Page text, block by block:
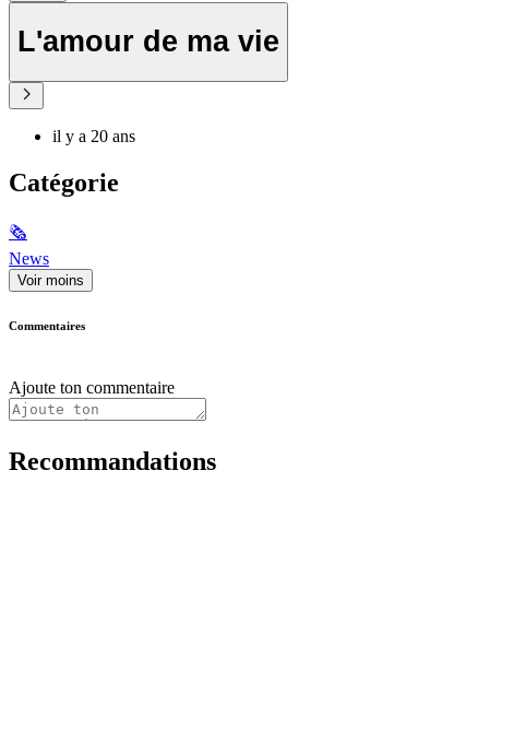
L'amour de ma vie
il y a 20 ans
Catégorie
🗞
News
Voir moins
Commentaires
Ajoute ton commentaire
Recommandations